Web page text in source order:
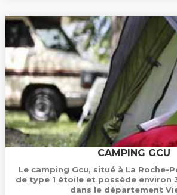
CAMPING GCU
Le camping Gcu, situé à La Roche-
de type 1 étoile et possède environ
dans le département